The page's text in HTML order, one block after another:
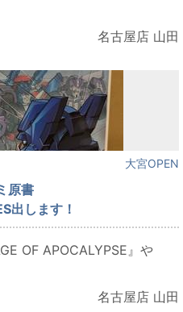
名古屋店 山田
大宮OPEN
原書
出します！
OF APOCALYPSE』や
名古屋店 山田